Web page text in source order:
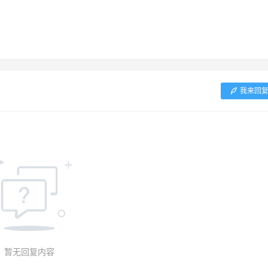
我来回复
暂无回复内容